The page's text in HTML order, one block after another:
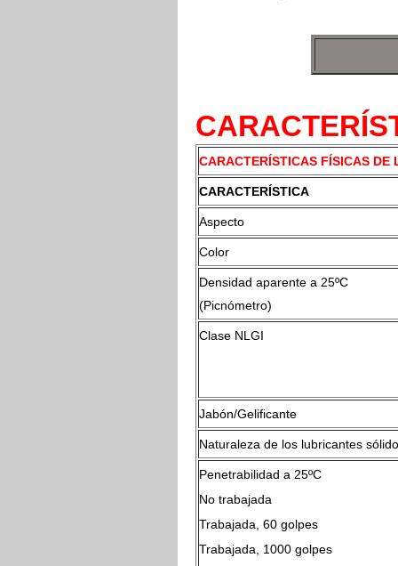
CARACTERÍSTICAS FÍSICAS DE
CARACTERÍSTICA
Aspecto
Color
Densidad aparente a 25ºC
(Picnómetro)
Clase NLGI
Jabón/Gelificante
Naturaleza de los lubricantes
Penetrabilidad a
No trabajada
Trabajada, 60 golpes
Trabajada, 1000 golpes